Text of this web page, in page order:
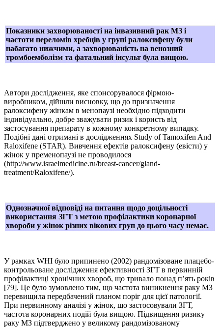
Показники захворюваності на інвазивний рак МЗ і
частоти переломів хребців у групі ралоксифену були
набагато нижчими, а захворюваність на венозний
тромбоемболізм та фатальний інсульт була вищою.
Автори дослідження, яке спонсорувалося фірмою-
виробником, дійшли висновку, що до призначення
ралоксифену жінкам в менопаузі необхідно підходити
індивідуально, добре зважувати ризик і користь від
застосування препарату в кожному конкретному випадку.
Подібні дані отримані в дослідженнях Study of Tamoxifen And
Raloxifene (STAR). Вивчення ефектів ралоксифену (евісти) у
жінок у пременопаузі не проводилося
(http://www.israelmedicine.ru/breast-cancer/gland-
treatment/Raloxifene/).
Однозначної відповіді на питання щодо доцільності
використання ЗГТ з метою профілактики коронарної
хвороби у жінок різних вікових груп до цього часу немає.
У рамках WHI було припинено (2002) рандомізоване плацебо-
контрольоване дослідження ефективності ЗГТ в первинній
профілактиці хронічних хвороб, що тривало понад п’ять років
[79]. Це було зумовлено тим, що частота виникнення раку МЗ
перевищила передбачений планом поріг для цієї патології.
При первинному аналізі у жінок, що застосовували ЗГТ,
частота коронарних подій була вищою. Підвищення ризику
раку МЗ підтверджено у великому рандомізованому